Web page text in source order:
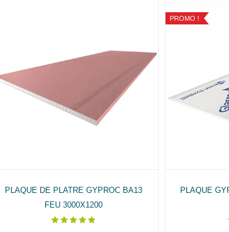
PLAQUE DE PLATRE GYPROC BA13
FEU 3000X1200
PROMO !
PLAQUE